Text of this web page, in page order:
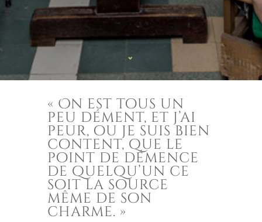
« On est tous un
peu dément, et j’ai
peur, ou je suis bien
content, que le
point de démence
de quelqu’un ce
soit la source
même de son
charme. »